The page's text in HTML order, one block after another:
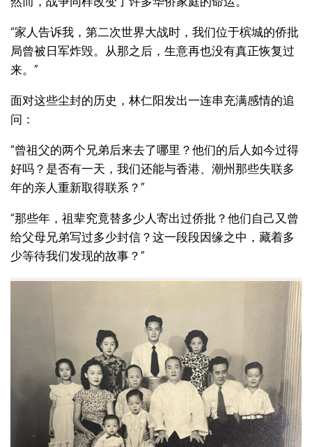
“家人告诉我，第二次世界大战时，我们位于槟城的侨批
局曾被日军炸毁。从那之后，生意再也没有真正恢复过
来。”
面对这些尘封的历史，林仁阳发出一连串充满感情的追
问：
“曾祖父的两个兄弟后来去了哪里？他们的后人如今过得
好吗？是否有一天，我们还能与香港、潮州那些失联多
年的亲人重新取得联系？”
“那些年，祖辈究竟替多少人寄出过侨批？他们自己又曾
给父母兄弟写过多少封信？这一段段因缘之中，藏着多
少等待我们发现的故事？”